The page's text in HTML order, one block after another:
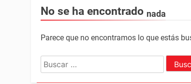
No se ha encontrado nada
Parece que no encontramos lo que estás
Buscar: